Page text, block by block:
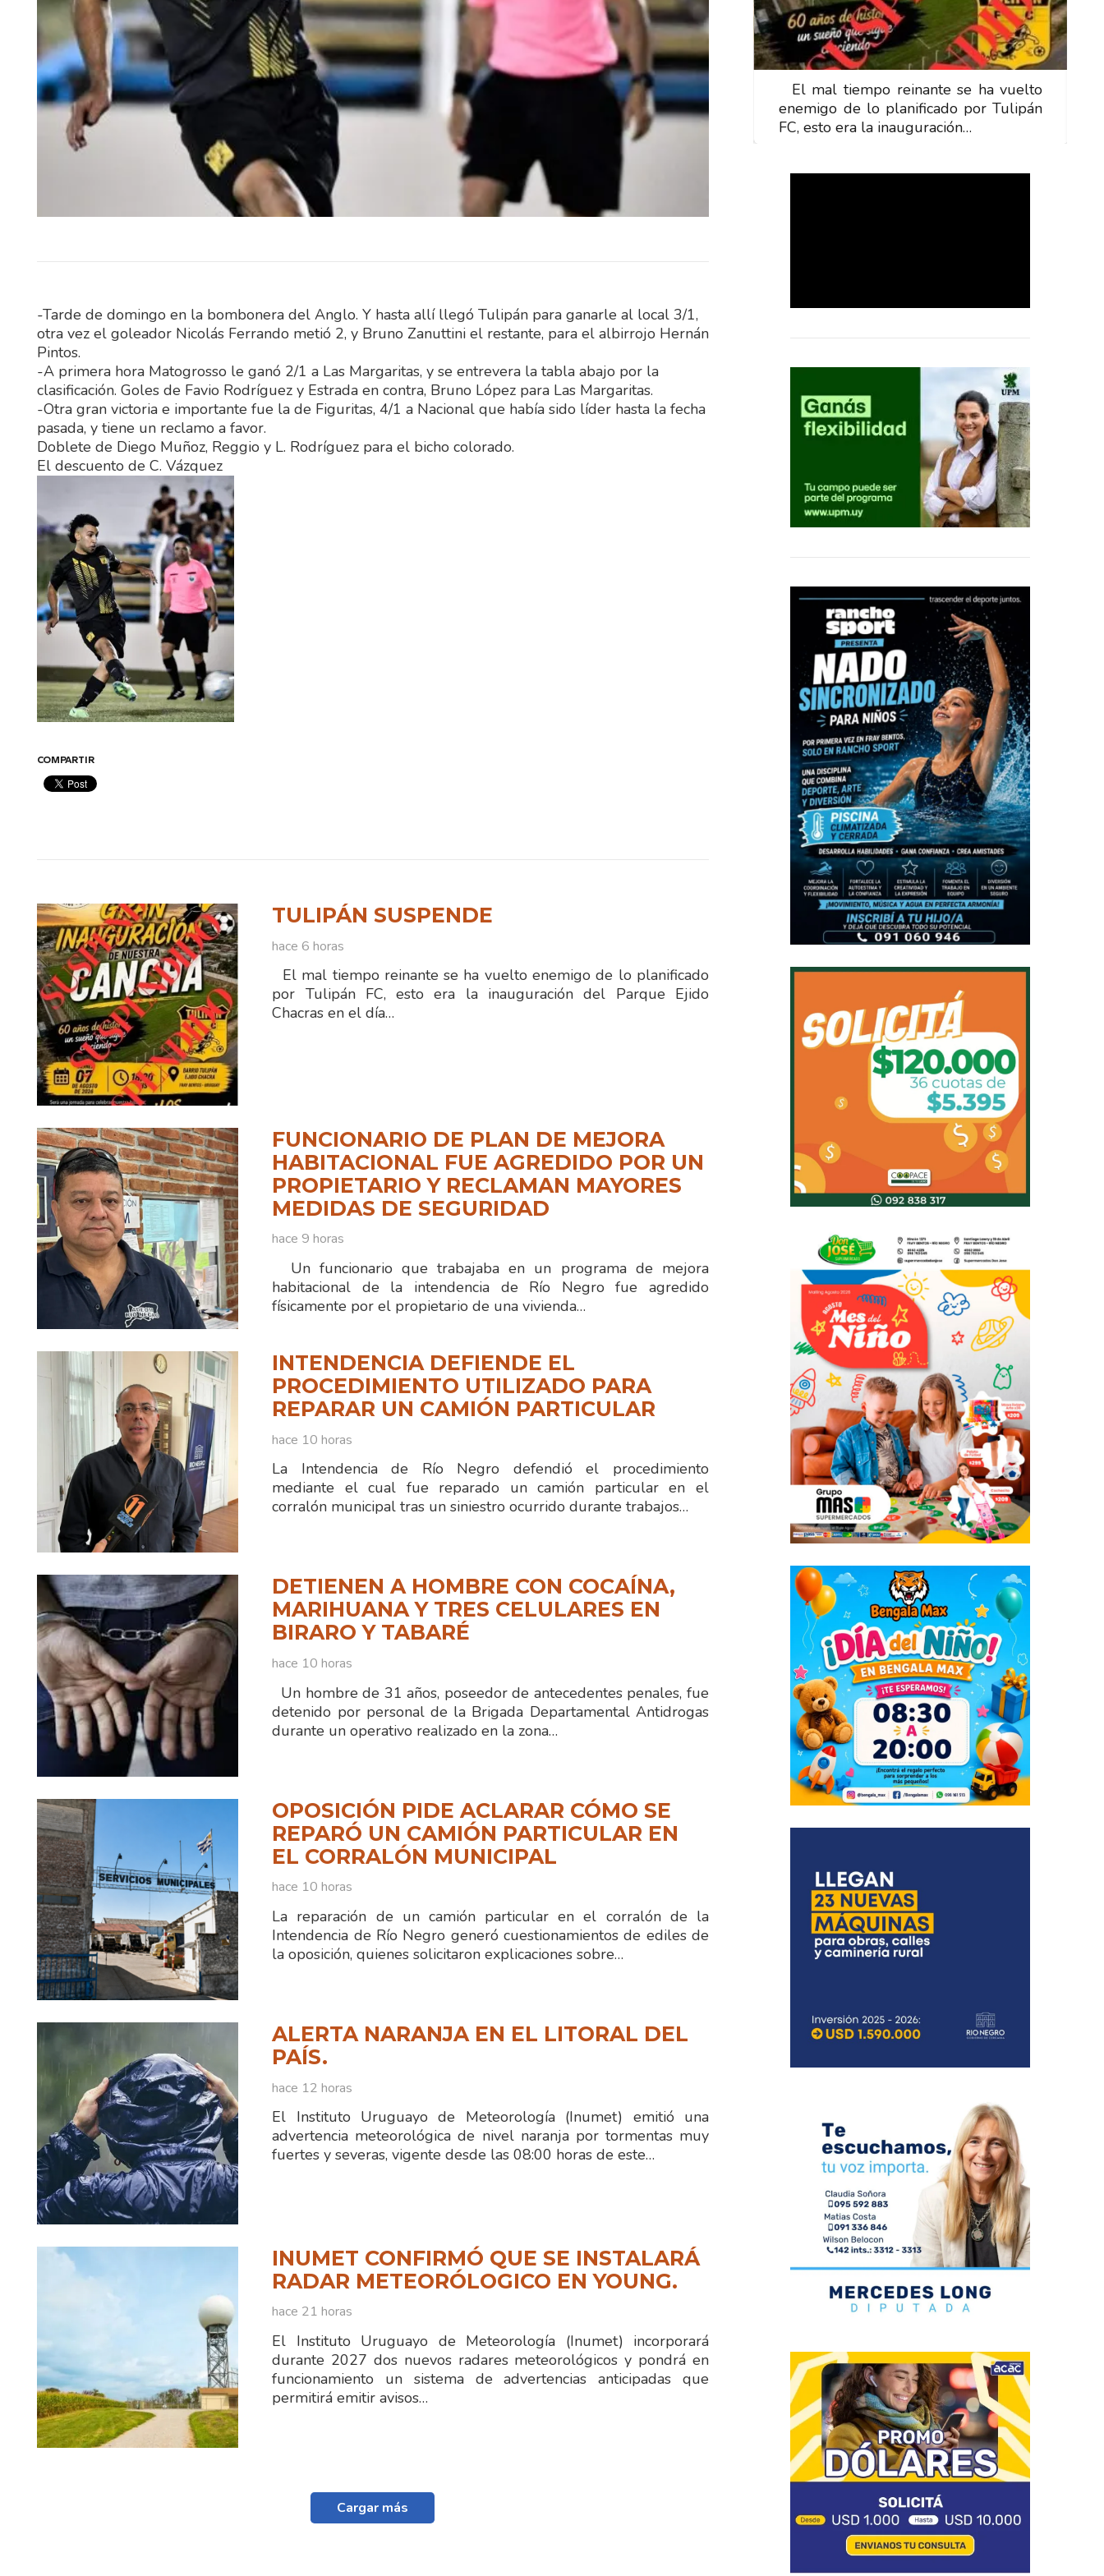
-Tarde de domingo en la bombonera del Anglo. Y hasta allí llegó Tulipán para ganarle al local 3/1,
otra vez el goleador Nicolás Ferrando metió 2, y Bruno Zanuttini el restante, para el albirrojo Hernán
Pintos.
-A primera hora Matogrosso le ganó 2/1 a Las Margaritas, y se entrevera la tabla abajo por la
clasificación. Goles de Favio Rodríguez y Estrada en contra, Bruno López para Las Margaritas.
-Otra gran victoria e importante fue la de Figuritas, 4/1 a Nacional que había sido líder hasta la fecha
pasada, y tiene un reclamo a favor.
Doblete de Diego Muñoz, Reggio y L. Rodríguez para el bicho colorado.
El descuento de C. Vázquez
COMPARTIR
TULIPÁN SUSPENDE
hace 6 horas
El mal tiempo reinante se ha vuelto enemigo de lo planificado
por Tulipán FC, esto era la inauguración del Parque Ejido
Chacras en el día…
FUNCIONARIO DE PLAN DE MEJORA
HABITACIONAL FUE AGREDIDO POR UN
PROPIETARIO Y RECLAMAN MAYORES
MEDIDAS DE SEGURIDAD
hace 9 horas
Un funcionario que trabajaba en un programa de mejora
habitacional de la intendencia de Río Negro fue agredido
físicamente por el propietario de una vivienda…
INTENDENCIA DEFIENDE EL
PROCEDIMIENTO UTILIZADO PARA
REPARAR UN CAMIÓN PARTICULAR
hace 10 horas
La Intendencia de Río Negro defendió el procedimiento
mediante el cual fue reparado un camión particular en el
corralón municipal tras un siniestro ocurrido durante trabajos…
DETIENEN A HOMBRE CON COCAÍNA,
MARIHUANA Y TRES CELULARES EN
BIRARO Y TABARÉ
hace 10 horas
Un hombre de 31 años, poseedor de antecedentes penales, fue
detenido por personal de la Brigada Departamental Antidrogas
durante un operativo realizado en la zona…
OPOSICIÓN PIDE ACLARAR CÓMO SE
REPARÓ UN CAMIÓN PARTICULAR EN
EL CORRALÓN MUNICIPAL
hace 10 horas
La reparación de un camión particular en el corralón de la
Intendencia de Río Negro generó cuestionamientos de ediles de
la oposición, quienes solicitaron explicaciones sobre…
ALERTA NARANJA EN EL LITORAL DEL
PAÍS.
hace 12 horas
El Instituto Uruguayo de Meteorología (Inumet) emitió una
advertencia meteorológica de nivel naranja por tormentas muy
fuertes y severas, vigente desde las 08:00 horas de este…
INUMET CONFIRMÓ QUE SE INSTALARÁ
RADAR METEORÓLOGICO EN YOUNG.
hace 21 horas
El Instituto Uruguayo de Meteorología (Inumet) incorporará
durante 2027 dos nuevos radares meteorológicos y pondrá en
funcionamiento un sistema de advertencias anticipadas que
permitirá emitir avisos…
Cargar más
El mal tiempo reinante se ha vuelto
enemigo de lo planificado por Tulipán
FC, esto era la inauguración…
El mal tiempo reinante se ha vuelto
enemigo de lo planificado por Tulipán
FC, esto era la inauguración…
El mal tiempo reinante se ha vuelto
enemigo de lo planificado por Tulipán
FC, esto era la inauguración…